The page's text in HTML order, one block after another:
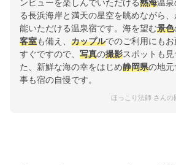
ンビューを楽しんでいただける熱海温泉
る長浜海岸と満天の星空を眺めながら
能いただける温泉宿です。海を望む景色
客室も備え、 カップルでのご利用にも
すぐですので、 写真の撮影スポットも
た、新鮮な海の幸をはじめ静岡県の地元
事も宿の自慢です。
ほっこり法師 さんの